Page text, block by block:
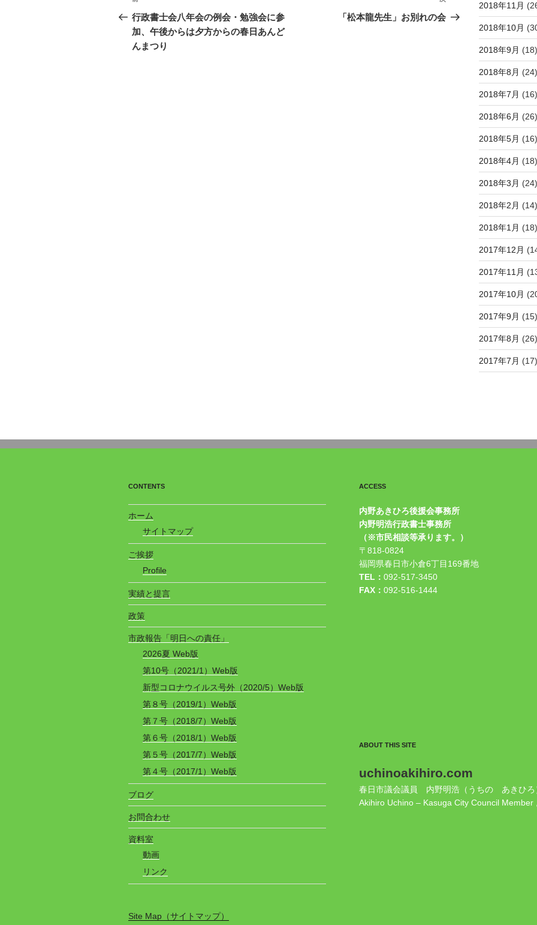
稿
ナ
去
の
投
行政書士会八年会の例会・勉強会に参
加、午後からは夕方からの春日あんど
んまつり
の
「松本龍先生」お別れの会
2018年11月
2018年10月
2018年9月 (18)
2018年8月 (24)
2018年7月 (16)
2018年6月 (26)
2018年5月 (16)
2018年4月 (18)
2018年3月 (24)
2018年2月 (14)
2018年1月 (18)
2017年12月
2017年11月
2017年10月
2017年9月 (15)
2017年8月 (26)
2017年7月 (17)
CONTENTS
ホーム
サイトマップ
ご挨拶
Profile
実績と提言
政策
市政報告「明日への責任」
2026夏 Web版
第10号（2021/1）Web版
新型コロナウイルス号外（2020/5）Web版
第８号（2019/1）Web版
第７号（2018/7）Web版
第６号（2018/1）Web版
第５号（2017/7）Web版
第４号（2017/1）Web版
ブログ
お問合わせ
資料室
動画
リンク
Site Map（サイトマップ）
ACCESS
内野あきひろ後援会事務所
内野明浩行政書士事務所
（※市民相談等承ります。）
〒818-0824
福岡県春日市小倉6丁目169番地
TEL： 092-517-3450
FAX： 092-516-1444
ABOUT THIS SITE
uchinoakihiro.com
春日市議会議員 内野明浩（うちの あきひろ
Akihiro Uchino – Kasuga City Council Member